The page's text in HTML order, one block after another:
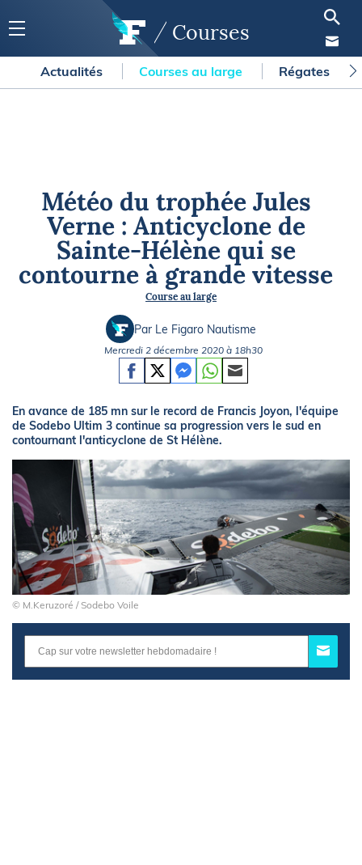
Courses
Actualités Courses au large Régates
Météo du trophée Jules
Verne : Anticyclone de
Sainte-Hélène qui se
contourne à grande vitesse
Course au large
Par Le Figaro Nautisme
Mercredi 2 décembre 2020 à 18h30
En avance de 185 mn sur le record de Francis Joyon, l'équipe
de Sodebo Ultim 3 continue sa progression vers le sud en
contournant l'anticyclone de St Hélène.
© M.Keruzoré / Sodebo Voile